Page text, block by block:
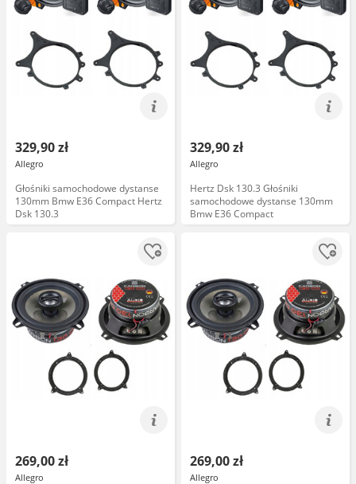
329,90 zł
Allegro
Głośniki samochodowe dystanse
130mm Bmw E36 Compact Hertz
Dsk 130.3
329,90 zł
Allegro
Hertz Dsk 130.3 Głośniki
samochodowe dystanse 130mm
Bmw E36 Compact
269,00 zł
Allegro
269,00 zł
Allegro